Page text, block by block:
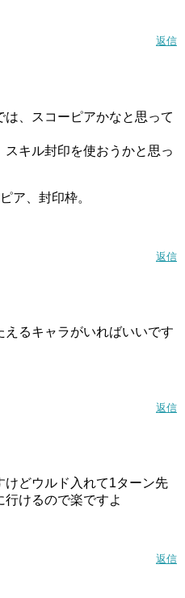
返信
、スコーピアかなと思って
スキル封印を使おうかと思っ
ア、封印枠。
返信
るキャラがいればいいです
返信
けどウルド入れて1ターン先
けるので楽ですよ
返信